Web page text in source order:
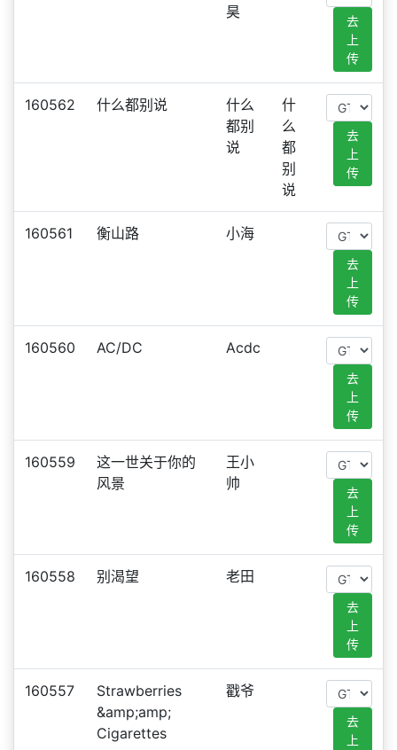
昊
去
上
传
160562 什么都别说
什么
都别
说
什
么
都
别
说
去
上
传
160561 衡山路 小海
去
上
传
160560 AC/DC Acdc
去
上
传
160559
这一世关于你的
风景
王小
帅
去
上
传
160558 别渴望 老田
去
上
传
160557
Strawberries
&amp;amp;
Cigarettes
戳爷
去
上